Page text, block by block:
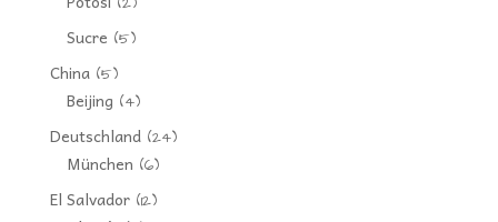
Sucre (5)
China(5)
Beijing (4)
Deutschland(24)
München (6)
El Salvador(12)